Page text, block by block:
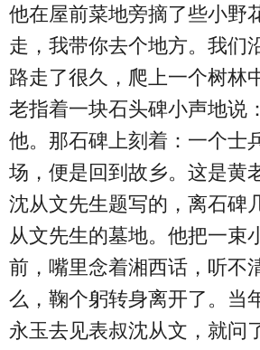
他在屋前菜地旁摘了些小野
走，我带你去个地方。我们
路走了很久，爬上一个树林
老指着一块石头碑小声地说
他。那石碑上刻着：一个士
场，便是回到故乡。这是黄
沈从文先生题写的，离石碑
从文先生的墓地。他把一束
前，嘴里念着湘西话，听不
么，鞠个躬转身离开了。当
永玉去见表叔沈从文，就问